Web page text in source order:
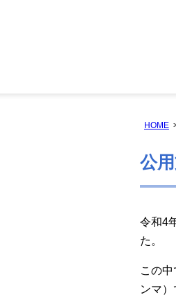
HOME
公
令和4
た。
この
ンマ